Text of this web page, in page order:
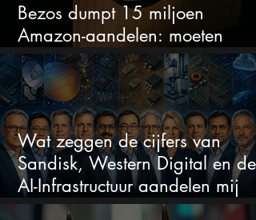
Bezos dumpt 15 miljoen
Amazon-aandelen: moeten
beleggers zich zorgen maken?
Wat zeggen de cijfers van
Sandisk, Western Digital en de
AI-Infrastructuur aandelen mij
werkelijk